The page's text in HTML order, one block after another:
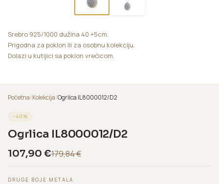
Srebro 925/1000 dužina 40 +5cm.
Prigodna za poklon ili za osobnu kolekciju.
Dolazi u kutijici sa poklon vrećicom.
Početna/Kolekcija/Ogrlica IL8000012/D2
−40 %
Ogrlica IL8000012/D2
107,90 €179,84€
DRUGE BOJE METALA